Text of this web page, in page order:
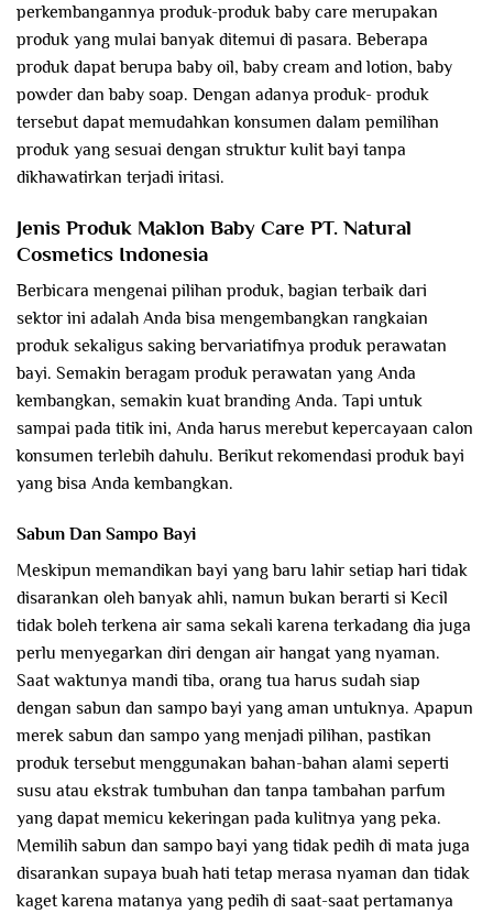
perkembangannya produk-produk baby care merupakan
produk yang mulai banyak ditemui di pasara. Beberapa
produk dapat berupa baby oil, baby cream and lotion, baby
powder dan baby soap. Dengan adanya produk- produk
tersebut dapat memudahkan konsumen dalam pemilihan
produk yang sesuai dengan struktur kulit bayi tanpa
dikhawatirkan terjadi iritasi.
Jenis Produk Maklon Baby Care PT. Natural
Cosmetics Indonesia
Berbicara mengenai pilihan produk, bagian terbaik dari
sektor ini adalah Anda bisa mengembangkan rangkaian
produk sekaligus saking bervariatifnya produk perawatan
bayi. Semakin beragam produk perawatan yang Anda
kembangkan, semakin kuat branding Anda. Tapi untuk
sampai pada titik ini, Anda harus merebut kepercayaan calon
konsumen terlebih dahulu. Berikut rekomendasi produk bayi
yang bisa Anda kembangkan.
Sabun Dan Sampo Bayi
Meskipun memandikan bayi yang baru lahir setiap hari tidak
disarankan oleh banyak ahli, namun bukan berarti si Kecil
tidak boleh terkena air sama sekali karena terkadang dia juga
perlu menyegarkan diri dengan air hangat yang nyaman.
Saat waktunya mandi tiba, orang tua harus sudah siap
dengan sabun dan sampo bayi yang aman untuknya. Apapun
merek sabun dan sampo yang menjadi pilihan, pastikan
produk tersebut menggunakan bahan-bahan alami seperti
susu atau ekstrak tumbuhan dan tanpa tambahan parfum
yang dapat memicu kekeringan pada kulitnya yang peka.
Memilih sabun dan sampo bayi yang tidak pedih di mata juga
disarankan supaya buah hati tetap merasa nyaman dan tidak
kaget karena matanya yang pedih di saat-saat pertamanya